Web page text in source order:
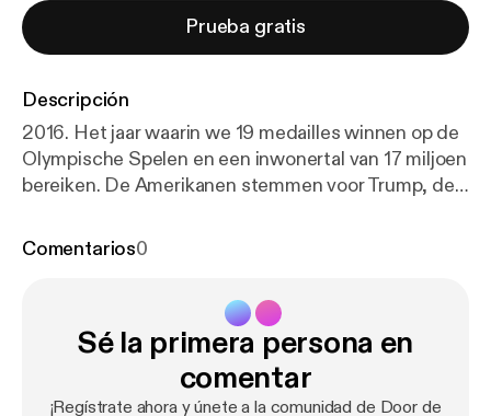
Prueba gratis
Descripción
2016. Het jaar waarin we 19 medailles winnen op de
Olympische Spelen en een inwonertal van 17 miljoen
bereiken. De Amerikanen stemmen voor Trump, de
zich al 70 jaar inzet voor de rechten van lhbti+’ers in
het COC. Hij vraagt aandacht voor een
inclusieve(re) samenleving, want op papier gaat het
geweldig, maar “We moeten er op blijven wijzen dat
iedereen in dit land dezelfde rechten én plichten
Comentarios0
Sé la primera persona en
comentar
¡Regístrate ahora y únete a la comunidad de Door de